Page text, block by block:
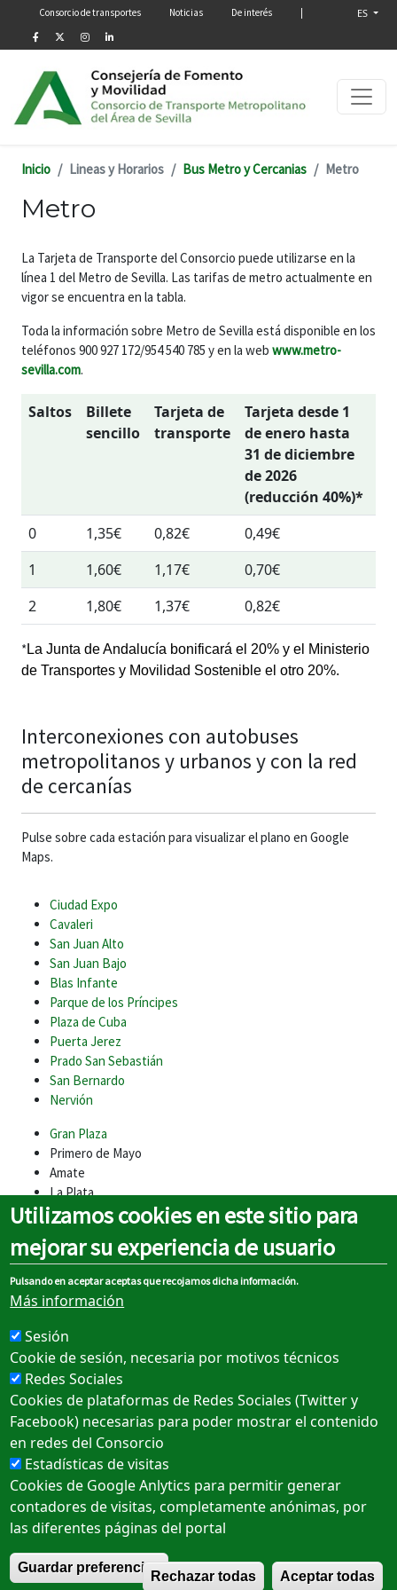
Pasar al contenido principal
Menú secundario
Consorcio de transportes Noticias De interés ES
Inicio Lineas y Horarios Bus Metro y Cercanias Metro
Metro
La Tarjeta de Transporte del Consorcio puede utilizarse en la
línea 1 del Metro de Sevilla. Las tarifas de metro actualmente en
vigor se encuentra en la tabla.
Toda la información sobre Metro de Sevilla está disponible en los
teléfonos 900 927 172/954 540 785 y en la web www.metro-
sevilla.com.
Saltos
Billete
sencillo
Tarjeta de
transporte
Tarjeta desde 1
de enero hasta
31 de diciembre
de 2026
(reducción 40%)*
0
1,35€ 0,82€
0,49€
1
1,60€ 1,17€
0,70€
2
1,80€ 1,37€ 0,82€
*La Junta de Andalucía bonificará el 20% y el Ministerio
de Transportes y Movilidad Sostenible el otro 20%.
Interconexiones con autobuses
metropolitanos y urbanos y con la red
de cercanías
Pulse sobre cada estación para visualizar el plano en Google
Maps.
Ciudad Expo
Cavaleri
San Juan Alto
San Juan Bajo
Blas Infante
Parque de los Príncipes
Plaza de Cuba
Puerta Jerez
Prado San Sebastián
San Bernardo
Nervión
Gran Plaza
Primero de Mayo
Amate
La Plata
Cocheras
Condequinto
Montequinto
Europa
Olivar de Quintos
Sobre el portal
Aviso legal
Política de cookies
Política de privacidad
Utilizamos cookies en este sitio para
mejorar su experiencia de usuario
Pulsando en aceptar aceptas que recojamos dicha información.
Más información
Sesión
Cookie de sesión, necesaria por motivos técnicos
Redes Sociales
Cookies de plataformas de Redes Sociales (Twitter y
Facebook) necesarias para poder mostrar el contenido
en redes del Consorcio
Estadísticas de visitas
Cookies de Google Anlytics para permitir generar
contadores de visitas, completamente anónimas, por
las diferentes páginas del portal
Guardar preferencias
Rechazar todas Aceptar todas